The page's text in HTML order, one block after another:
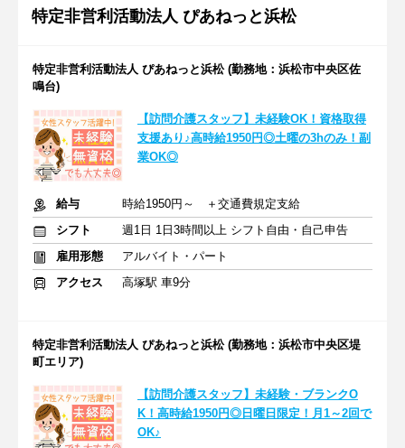
特定非営利活動法人 ぴあねっと浜松
特定非営利活動法人 ぴあねっと浜松 (勤務地：浜松市中央区佐
鳴台)
【訪問介護スタッフ】未経験OK！資格取得
支援あり♪高時給1950円◎土曜の3hのみ！副
業OK◎
給与
時給1950円～ ＋交通費規定支給
シフト
週1日 1日3時間以上 シフト自由・自己申告
雇用形態
アルバイト・パート
アクセス
高塚駅 車9分
特定非営利活動法人 ぴあねっと浜松 (勤務地：浜松市中央区堤
町エリア)
【訪問介護スタッフ】未経験・ブランクO
K！高時給1950円◎日曜日限定！月1～2回で
OK♪